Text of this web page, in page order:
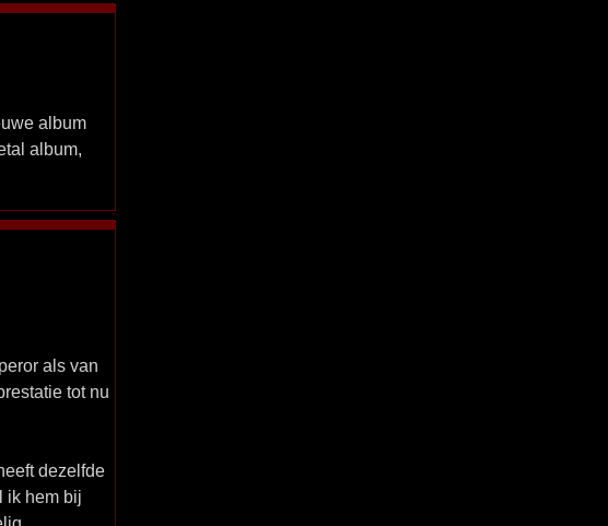
album
album,
als van
tot nu
dezelfde
ik hem bij